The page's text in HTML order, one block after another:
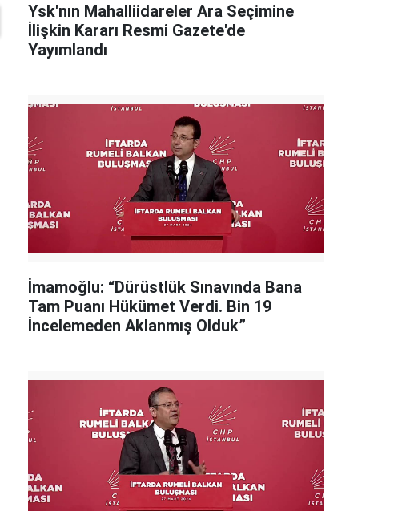
Ysk'nın Mahalliidareler Ara Seçimine
İlişkin Kararı Resmi Gazete'de
Yayımlandı
İmamoğlu: “Dürüstlük Sınavında Bana
Tam Puanı Hükümet Verdi. Bin 19
İncelemeden Aklanmış Olduk”